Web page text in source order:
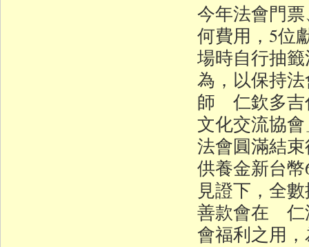
今年法會門
何費用，5位
場時自行抽
為，以保持
師 仁欽多吉
文化交流協
法會圓滿結
供養金新台
見證下，全
善款會在 仁
會福利之用